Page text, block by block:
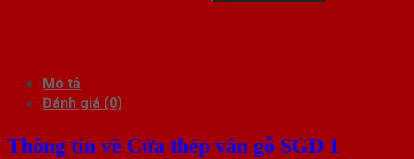
Mô tả
Đánh giá (0)
Thông tin về Cửa thép vân gỗ SGD 1